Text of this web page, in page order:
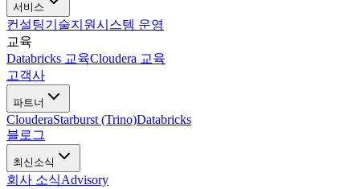
서비스
컨설팅기술지원시스템 운영
교육
Databricks 교육Cloudera 교육
고객사
파트너
ClouderaStarburst (Trino)Databricks
블로그
최신소식
회사 소식Advisory